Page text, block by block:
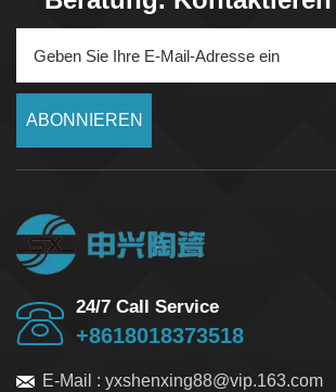
ABONNIEREN
24/7 Call Service
+8618018373518
E-Mail : yxshenxing88@vip.163.com